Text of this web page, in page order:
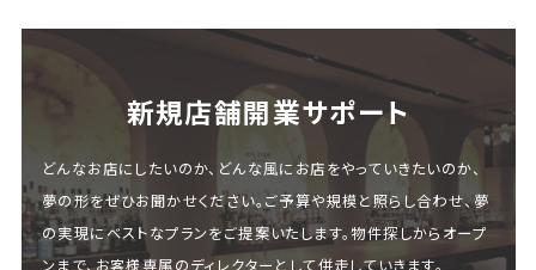
新規店舗開業サポート
どんなお店にしたいのか、どんな風にお店をやっていきたいのか、
夢の形をぜひお聞かせください。ご予算や規模と照らし合わせ、夢
の実現にベストなプランをご提案いたします。物件探しからオープ
ンまで、お客様専属のディレクターとして併走していきます。